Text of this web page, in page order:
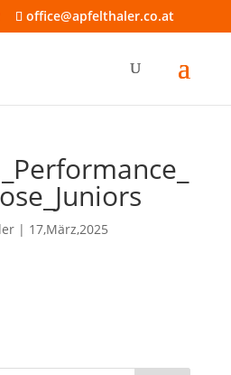
office@apfelthaler.co.at
| 17,März,2025